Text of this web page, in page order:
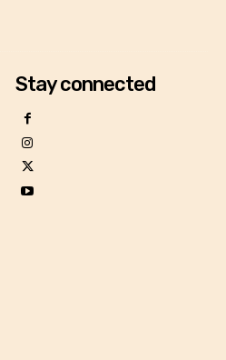
Stay connected